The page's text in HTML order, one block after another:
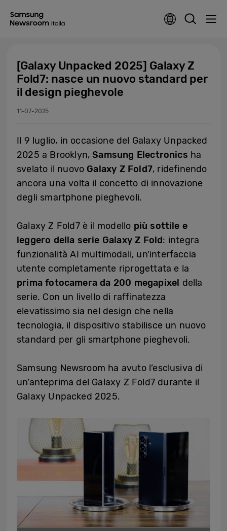
[Galaxy Unpacked 2025] Galaxy Z
Fold7: nasce un nuovo standard per
il design pieghevole
11-07-2025
Il 9 luglio, in occasione del Galaxy Unpacked
2025 a Brooklyn,Samsung Electronics ha
svelato il nuovo Galaxy Z Fold7, ridefinendo
ancora una volta il concetto di innovazione
degli smartphone pieghevoli.
Galaxy Z Fold7 è il modello più sottile e
leggero della serie Galaxy Z Fold: integra
funzionalità AI multimodali, un’interfaccia
utente completamente riprogettata e la
prima fotocamera da 200 megapixel della
serie. Con un livello di raffinatezza
elevatissimo sia nel design che nella
tecnologia, il dispositivo stabilisce un nuovo
standard per gli smartphone pieghevoli.
Samsung Newsroom ha avuto l’esclusiva di
un’anteprima del Galaxy Z Fold7 durante il
Galaxy Unpacked 2025.